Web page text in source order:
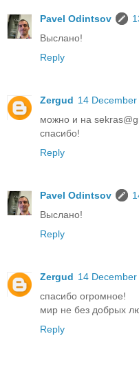
Pavel Odintsov
Выслано!
Reply
Zergud 14
можно и на
спасибо!
Reply
Pavel Odintsov
Выслано!
Reply
Zergud 14
спасибо огромное!
мир не без добрых
Reply